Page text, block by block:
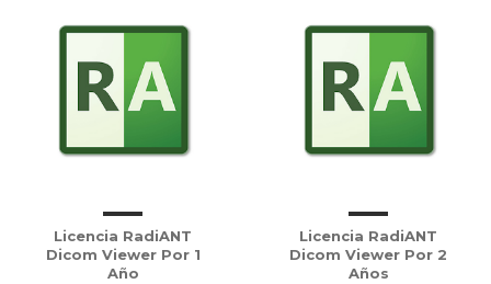
Licencia RadiANT
Dicom Viewer Por 1
Año
Licencia RadiANT
Dicom Viewer Por 2
Años